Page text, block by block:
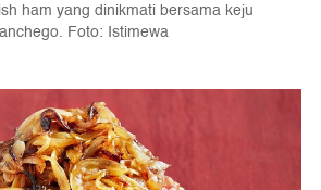
ham yang dinikmati bersama keju
Foto: Istimewa